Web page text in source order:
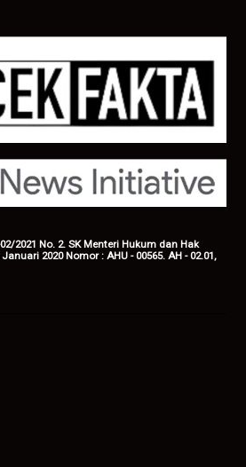
2021 No. 2. SK Menteri Hukum dan Hak
2020 Nomor : AHU - 00565. AH - 02.01,